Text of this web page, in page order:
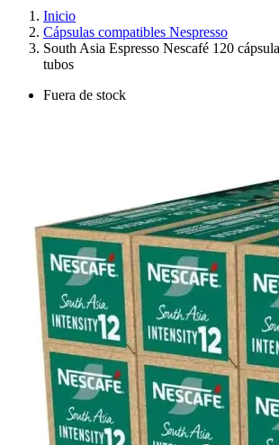
Inicio
Cápsulas compatibles Nespresso
South Asia Espresso Nescafé 120
tubos
Fuera de stock